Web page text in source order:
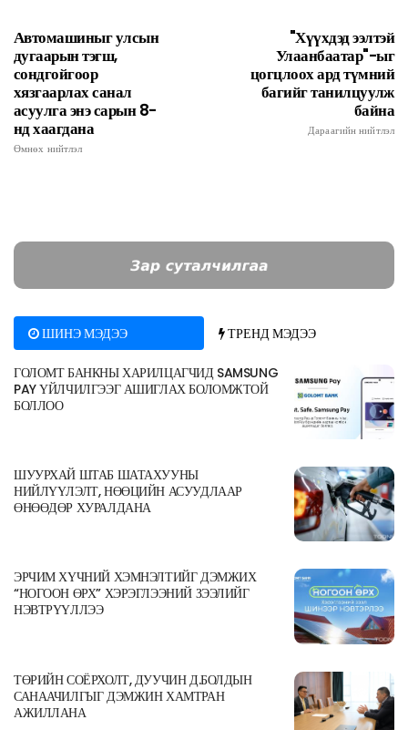
Автомашиныг улсын
дугаарын тэгш,
сондгойгоор
хязгаарлах санал
асуулга энэ сарын 8-
нд хаагдана
Өмнөх нийтлэл
"Хүүхдэд ээлтэй
Улаанбаатар"-ыг
цогцлоох ард түмний
багийг танилцуулж
байна
Дараагийн нийтлэл
ШИНЭ МЭДЭЭ ТРЕНД МЭДЭЭ
ГОЛОМТ БАНКНЫ ХАРИЛЦАГЧИД SAMSUNG
PAY ҮЙЛЧИЛГЭЭГ АШИГЛАХ БОЛОМЖТОЙ
БОЛЛОО
ШУУРХАЙ ШТАБ ШАТАХУУНЫ
НИЙЛҮҮЛЭЛТ, НӨӨЦИЙН АСУУДЛААР
ӨНӨӨДӨР ХУРАЛДАНА
ЭРЧИМ ХҮЧНИЙ ХЭМНЭЛТИЙГ ДЭМЖИХ
“НОГООН ӨРХ” ХЭРЭГЛЭЭНИЙ ЗЭЭЛИЙГ
НЭВТРҮҮЛЛЭЭ
ТӨРИЙН СОЁРХОЛТ, ДУУЧИН Д.БОЛДЫН
САНААЧИЛГЫГ ДЭМЖИН ХАМТРАН
АЖИЛЛАНА